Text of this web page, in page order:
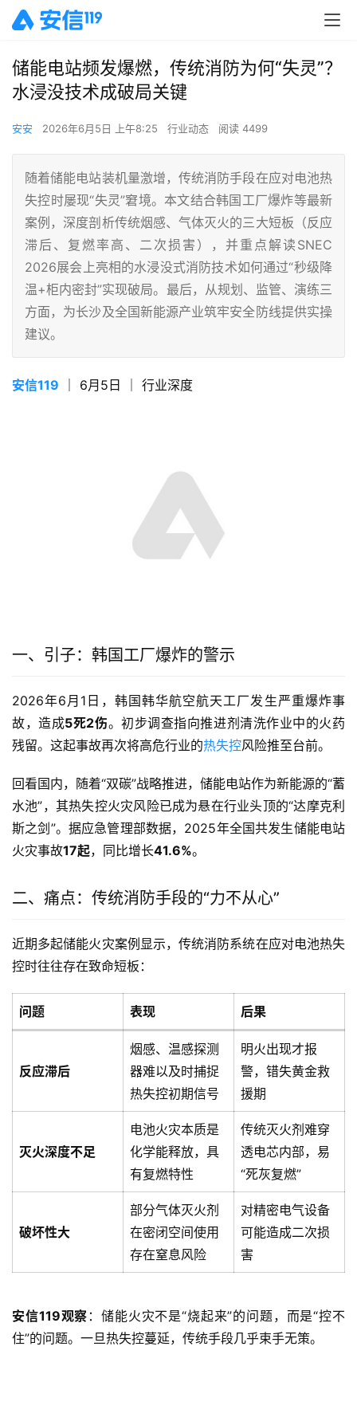
储能电站频发爆燃，传统消防为何“失灵”？
水浸没技术成破局关键
安安 2026年6月5日 上午8:25 行业动态 阅读 4499
随着储能电站装机量激增，传统消防手段在应对电池热
失控时屡现“失灵”窘境。本文结合韩国工厂爆炸等最新
案例，深度剖析传统烟感、气体灭火的三大短板（反应
滞后、复燃率高、二次损害），并重点解读SNEC
2026展会上亮相的水浸没式消防技术如何通过“秒级降
温+柜内密封”实现破局。最后，从规划、监管、演练三
方面，为长沙及全国新能源产业筑牢安全防线提供实操
建议。
安信119 ｜ 6月5日 ｜ 行业深度
一、引子：韩国工厂爆炸的警示
2026年6月1日，韩国韩华航空航天工厂发生严重爆炸事
故，造成5死2伤。初步调查指向推进剂清洗作业中的火药
残留。这起事故再次将高危行业的热失控风险推至台前。
回看国内，随着“双碳”战略推进，储能电站作为新能源的“蓄
水池”，其热失控火灾风险已成为悬在行业头顶的“达摩克利
斯之剑”。据应急管理部数据，2025年全国共发生储能电站
火灾事故17起，同比增长41.6%。
二、痛点：传统消防手段的“力不从心”
近期多起储能火灾案例显示，传统消防系统在应对电池热失
控时往往存在致命短板：
问题 表现 后果
反应滞后
烟感、温感探测
器难以及时捕捉
热失控初期信号
明火出现才报
警，错失黄金救
援期
灭火深度不足
电池火灾本质是
化学能释放，具
有复燃特性
传统灭火剂难穿
透电芯内部，易
“死灰复燃”
破坏性大
部分气体灭火剂
在密闭空间使用
存在窒息风险
对精密电气设备
可能造成二次损
害
安信119观察 ：储能火灾不是“烧起来”的问题，而是“控不
住”的问题。一旦热失控蔓延，传统手段几乎束手无策。